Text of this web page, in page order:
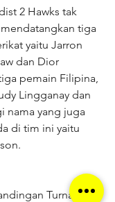
2 Hawks tak
tiga
yaitu Jarron
dan Dior
pemain Filipina,
Lingganay dan
nama yang juga
di tim ini yaitu
Turnament